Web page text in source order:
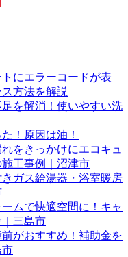
トにエラーコードが表
方法を解説
を解消！使いやすい洗
！原因は油！
をきっかけにエコキュ
工事例｜沼津市
ガス給湯器・浴室暖房
ムで快適空間に！キャ
三島市
がおすすめ！補助金を
市